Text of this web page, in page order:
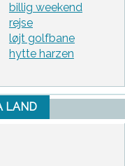
billig weekend
rejse
løjt golfbane
hytte harzen
LAND